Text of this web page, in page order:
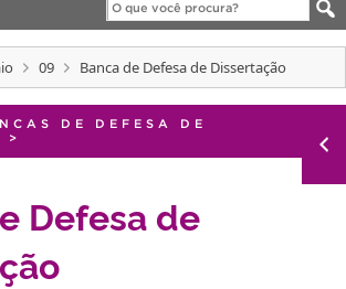
Legislação
Canais
09 Banca de Defesa de Dissertação
DE DEFESA DE
>
Defesa de